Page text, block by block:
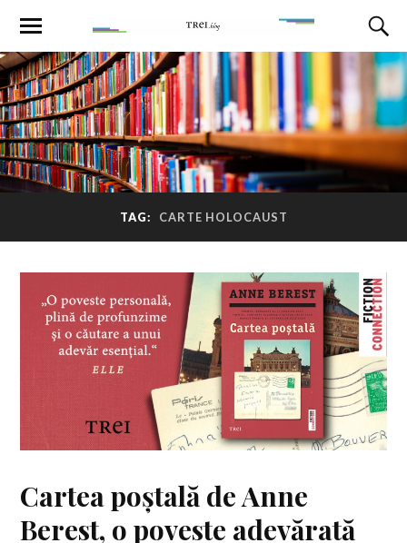
TAG: CARTE HOLOCAUST
Cartea poștală de Anne
Berest, o poveste adevărată